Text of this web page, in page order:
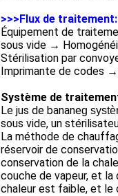
>>>Flux de traitement:
Équipement de
sous vide →
Stérilisation par
Imprimante de codes
Système de
Le jus de bananeg
sous vide, un
La méthode de
réservoir de
conservation de la
couche de vapeur, et
chaleur est faible, et le